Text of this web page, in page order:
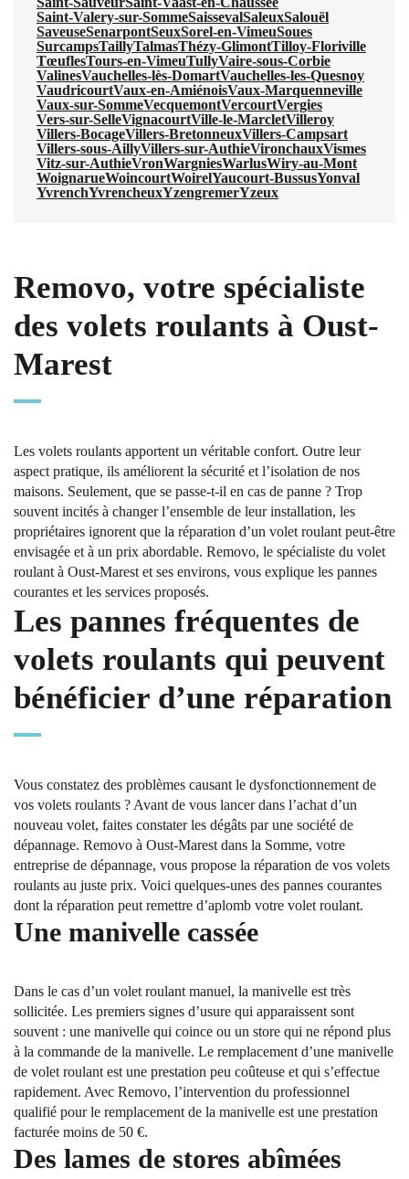
Saint-Valery-sur-SommeSaissevalSaleuxSalouël
SaveuseSenarpontSeuxSorel-en-VimeuSoues
SurcampsTaillyTalmasThézy-GlimontTilloy-Floriville
TœuflesTours-en-VimeuTullyVaire-sous-Corbie
ValinesVauchelles-lès-DomartVauchelles-les-Quesnoy
VaudricourtVaux-en-AmiénoisVaux-Marquenneville
Vaux-sur-SommeVecquemontVercourtVergies
Vers-sur-SelleVignacourtVille-le-MarcletVilleroy
Villers-BocageVillers-BretonneuxVillers-Campsart
Villers-sous-AillyVillers-sur-AuthieVironchauxVismes
Vitz-sur-AuthieVronWargniesWarlusWiry-au-Mont
WoignarueWoincourtWoirelYaucourt-BussusYonval
YvrenchYvrencheuxYzengremerYzeux
Removo, votre spécialiste
des volets roulants à Oust-
Marest
Les volets roulants apportent un véritable confort. Outre leur
aspect pratique, ils améliorent la sécurité et l’isolation de nos
maisons. Seulement, que se passe-t-il en cas de panne ? Trop
souvent incités à changer l’ensemble de leur installation, les
propriétaires ignorent que la réparation d’un volet roulant peut-être
envisagée et à un prix abordable. Removo, le spécialiste du volet
roulant à Oust-Marest et ses environs, vous explique les pannes
courantes et les services proposés.
Les pannes fréquentes de
volets roulants qui peuvent
bénéficier d’une réparation
Vous constatez des problèmes causant le dysfonctionnement de
vos volets roulants ? Avant de vous lancer dans l’achat d’un
nouveau volet, faites constater les dégâts par une société de
dépannage. Removo à Oust-Marest dans la Somme, votre
entreprise de dépannage, vous propose la réparation de vos volets
roulants au juste prix. Voici quelques-unes des pannes courantes
dont la réparation peut remettre d’aplomb votre volet roulant.
Une manivelle cassée
Dans le cas d’un volet roulant manuel, la manivelle est très
sollicitée. Les premiers signes d’usure qui apparaissent sont
souvent : une manivelle qui coince ou un store qui ne répond plus
à la commande de la manivelle. Le remplacement d’une manivelle
de volet roulant est une prestation peu coûteuse et qui s’effectue
rapidement. Avec Removo, l’intervention du professionnel
qualifié pour le remplacement de la manivelle est une prestation
facturée moins de 50 €.
Des lames de stores abîmées